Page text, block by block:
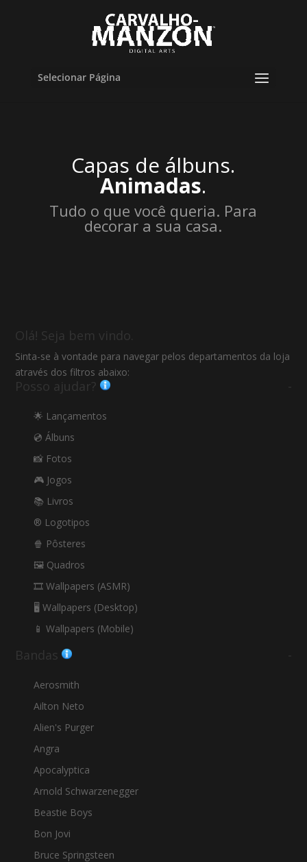
Selecionar Página
Capas de álbuns.
Animadas.
Tudo o que você queria. Para
decorar a sua casa.
Olá! Seja bem vindo.
Sinta-se à vontade para navegar pelos departamentos da loja
através dos filtros abaixo:
Posso ajudar? -
🌟 Lançamentos
💿 Álbuns
📸 Fotos
🎮 Jogos
📚 Livros
®️ Logotipos
🍿 Pôsteres
🖼️ Quadros
🎞️ Wallpapers (ASMR)
🖥️ Wallpapers (Desktop)
📱 Wallpapers (Mobile)
Bandas -
Aerosmith
Ailton Neto
Alien's Purger
Angra
Apocalyptica
Arnold Schwarzenegger
Beastie Boys
Bon Jovi
Bruce Springsteen